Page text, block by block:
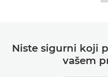
Niste sigurni koji
vašem